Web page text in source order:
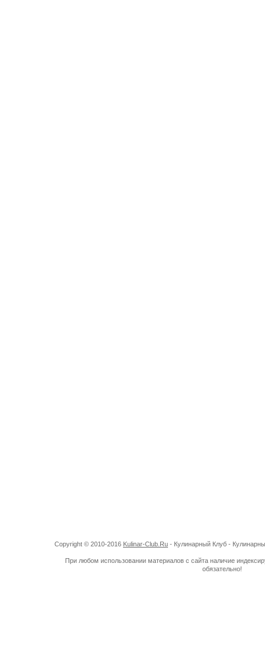
Copyright © 2010-2016 Kulinar-Club.Ru - Кулинарный Клуб -
При любом использовании материалов с сайта наличие
обязательно!